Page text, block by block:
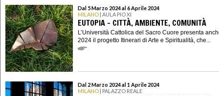
Dal 5 Marzo 2024 al 6 Aprile 2024
MILANO | AULA PIO XI
EUTOPIA - CITTÀ, AMBIENTE, COMUNITÀ
L’Università Cattolica del Sacro Cuore presenta
2024 il progetto Itinerari di Arte e Spiritualità, che...
Dal 2 Marzo 2024 al 1 Aprile 2024
MILANO | PALAZZO REALE